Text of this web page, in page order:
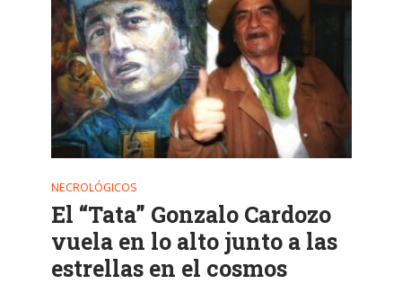
NECROLÓGICOS
El “Tata” Gonzalo Cardozo
vuela en lo alto junto a las
estrellas en el cosmos